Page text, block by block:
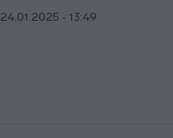
24.01.2025 - 13:49